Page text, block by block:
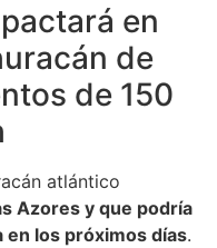
en
de
de 150
atlántico
Azores y que podría
en los próximos días.